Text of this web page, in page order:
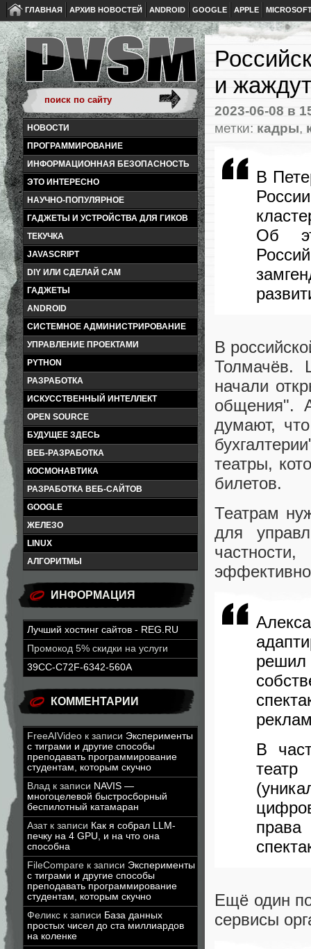
ГЛАВНАЯ АРХИВ НОВОСТЕЙ ANDROID GOOGLE APPLE
НОВОСТИ
ПРОГРАММИРОВАНИЕ
ИНФОРМАЦИОННАЯ БЕЗОПАСНОСТЬ
ЭТО ИНТЕРЕСНО
НАУЧНО-ПОПУЛЯРНОЕ
ГАДЖЕТЫ И УСТРОЙСТВА ДЛЯ ГИКОВ
ТЕКУЧКА
JAVASCRIPT
DIY ИЛИ СДЕЛАЙ САМ
ГАДЖЕТЫ
ANDROID
СИСТЕМНОЕ АДМИНИСТРИРОВАНИЕ
УПРАВЛЕНИЕ ПРОЕКТАМИ
PYTHON
РАЗРАБОТКА
ИСКУССТВЕННЫЙ ИНТЕЛЛЕКТ
OPEN SOURCE
БУДУЩЕЕ ЗДЕСЬ
ВЕБ-РАЗРАБОТКА
КОСМОНАВТИКА
РАЗРАБОТКА ВЕБ-САЙТОВ
GOOGLE
ЖЕЛЕЗО
LINUX
АЛГОРИТМЫ
ИНФОРМАЦИЯ
Лучший хостинг сайтов - REG.RU
Промокод 5% скидки на услуги
39CC-C72F-6342-560A
КОММЕНТАРИИ
FreeAIVideo к записи Эксперименты
с тиграми и другие способы
преподавать программирование
студентам, которым скучно
Влад к записи NAVIS —
многоцелевой быстросборный
беспилотный катамаран
Азатк записи Как я собрал LLM-
печку на 4 GPU, и на что она
способна
FileCompare к записи Эксперименты
с тиграми и другие способы
преподавать программирование
студентам, которым скучно
Феликс к записи База данных
простых чисел до ста миллиардов
на коленке
и
2023-06-08 в
метки: кадры,
В
Об
В
Толмачёв.
начали
общения".
думают,
театры,
билетов.
Театрам
для
В
Ещё один
сервисы